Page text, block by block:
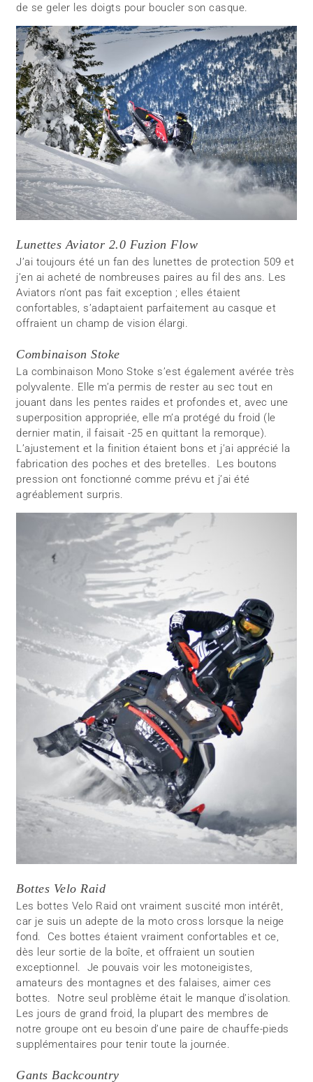
de se geler les doigts pour boucler son casque.
Lunettes Aviator 2.0 Fuzion Flow
J’ai toujours été un fan des lunettes de protection 509 et
j’en ai acheté de nombreuses paires au fil des ans. Les
Aviators n’ont pas fait exception ; elles étaient
confortables, s’adaptaient parfaitement au casque et
offraient un champ de vision élargi.
Combinaison Stoke
La combinaison Mono Stoke s’est également avérée très
polyvalente. Elle m’a permis de rester au sec tout en
jouant dans les pentes raides et profondes et, avec une
superposition appropriée, elle m’a protégé du froid (le
dernier matin, il faisait -25 en quittant la remorque).
L’ajustement et la finition étaient bons et j’ai apprécié la
fabrication des poches et des bretelles. Les boutons
pression ont fonctionné comme prévu et j’ai été
agréablement surpris.
Bottes Velo Raid
Les bottes Velo Raid ont vraiment suscité mon intérêt,
car je suis un adepte de la moto cross lorsque la neige
fond. Ces bottes étaient vraiment confortables et ce,
dès leur sortie de la boîte, et offraient un soutien
exceptionnel. Je pouvais voir les motoneigistes,
amateurs des montagnes et des falaises, aimer ces
bottes. Notre seul problème était le manque d’isolation.
Les jours de grand froid, la plupart des membres de
notre groupe ont eu besoin d’une paire de chauffe-pieds
supplémentaires pour tenir toute la journée.
Gants Backcountry